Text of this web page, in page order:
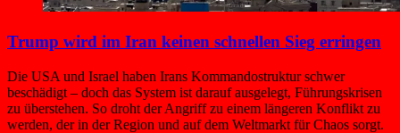
Trump wird im Iran keinen schnellen Sieg erringen
Die USA und Israel haben Irans Kommandostruktur schwer
beschädigt – doch das System ist darauf ausgelegt, Führungskrisen
zu überstehen. So droht der Angriff zu einem längeren Konflikt zu
werden, der in der Region und auf dem Weltmarkt für Chaos sorgt.